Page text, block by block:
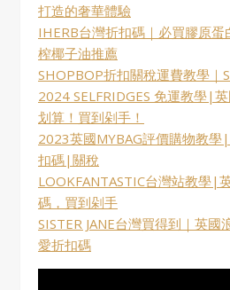
打造的奢華體驗
IHERB台灣折扣碼｜必買膠原蛋
榨椰子油推薦
SHOPBOP折扣關稅運費教學｜
2024 SELFRIDGES 免運教學|
划算！買到剁手！
2023英國MYBAG評價購物教
扣碼|關稅
LOOKFANTASTIC台灣站教學|
碼，買到剁手
SISTER JANE台灣買得到｜英
愛折扣碼